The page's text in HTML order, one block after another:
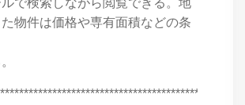
物件は価格や専有面積などの条